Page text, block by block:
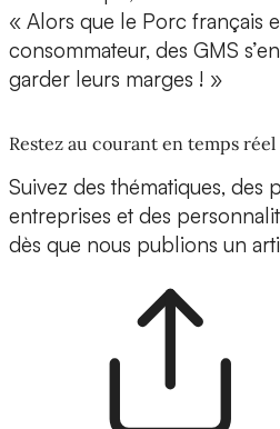
« Alors que le Porc français
consommateur, des GMS
garder leurs marges ! »
Restez au courant en temps réel
Suivez des thématiques, des
entreprises et des
dès que nous publions un